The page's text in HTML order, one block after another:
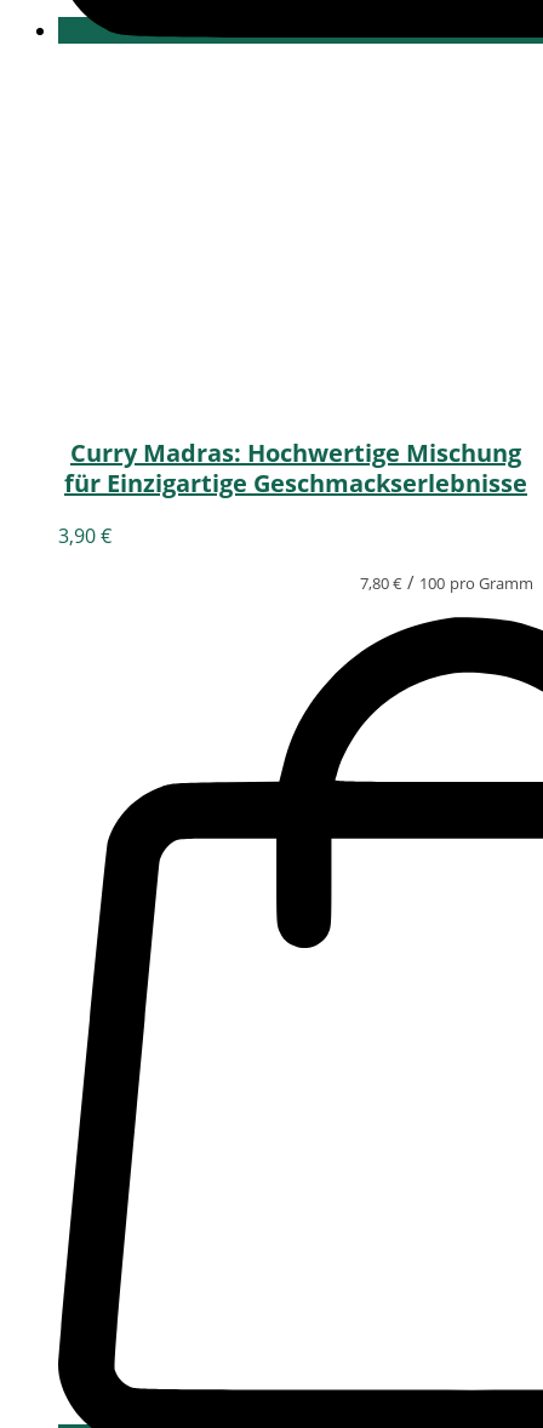
Curry Madras: Hochwertige Mischung
für Einzigartige Geschmackserlebnisse
3,90€
7,80€ / 100 pro Gramm